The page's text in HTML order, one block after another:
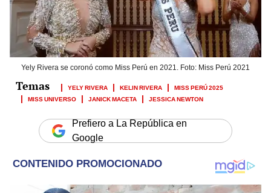
Yely Rivera se coronó como Miss Perú en 2021. Foto: Miss Perú 2021
YELY RIVERA KELIN RIVERA
MISS PERÚ 2025
MISS UNIVERSO
JANICK MACETA JESSICA NEWTON
Prefiero a La República en
Google